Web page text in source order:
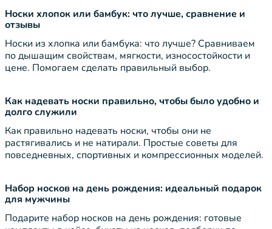
Носки хлопок или бамбук: что лучше, сравнение и
отзывы
Носки из хлопка или бамбука: что лучше? Сравниваем
по дышащим свойствам, мягкости, износостойкости и
цене. Помогаем сделать правильный выбор.
Как надевать носки правильно, чтобы было удобно и
долго служили
Как правильно надевать носки, чтобы они не
растягивались и не натирали. Простые советы для
повседневных, спортивных и компрессионных моделей.
Набор носков на день рождения: идеальный подарок
для мужчины
Подарите набор носков на день рождения: готовые